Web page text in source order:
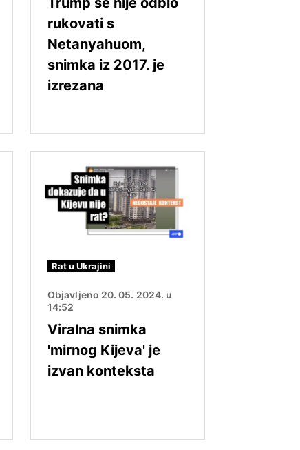
rukovati s
Netanyahuom,
snimka iz 2017. je
izrezana
Rat u Ukrajini
Objavljeno 20. 05. 2024. u
14:52
Viralna snimka
'mirnog Kijeva' je
izvan konteksta